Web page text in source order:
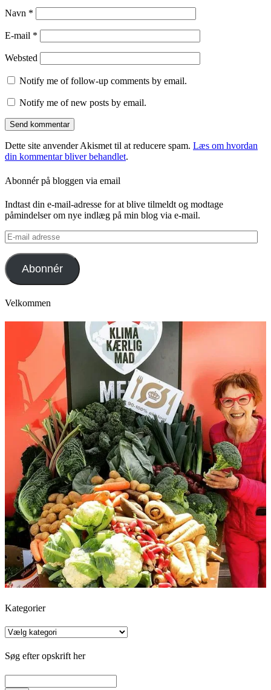
Navn *
E-mail *
Websted
Notify me of follow-up comments by email.
Notify me of new posts by email.
Dette site anvender Akismet til at reducere spam. Læs om hvordan
din kommentar bliver behandlet.
Abonnér på bloggen via email
Indtast din e-mail-adresse for at blive tilmeldt og modtage
påmindelser om nye indlæg på min blog via e-mail.
E-
mail
adresse
Abonnér
Velkommen
Kategorier
Kategorier
Søg efter opskrift her